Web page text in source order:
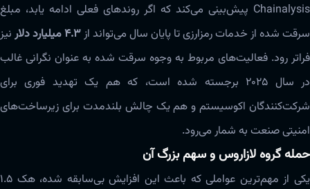
Chainalysis پیش‌بینی می‌کند که اگر روندهای فعلی ادامه یابد، مبلغ
سرقت شده از خدمات رمزارزی تا پایان سال می‌تواند از۴.۳ میلیارد دلار
نیز
فراتر رود. فعالیت‌های مربوط به وجوه سرقت شده به عنوان نگرانی غالب
در سال ۲۰۲۵ برجسته شده است، که هم یک تهدید فوری برای
شرکت‌کنندگان اکوسیستم و هم یک چالش بلندمدت برای زیرساخت‌های
امنیتی صنعت به شمار می‌رود.
حمله گروه لازاروس و سهم بزرگ آن
یکی از مهم‌ترین عواملی که باعث این افزایش بی‌سابقه شده، هک ۱.۵